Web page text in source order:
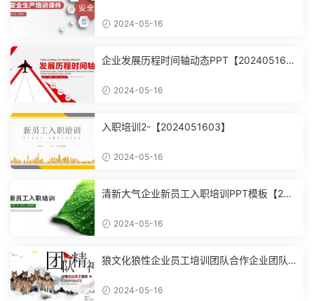
2024-05-16
企业发展历程时间轴动态PPT【202405160
2024-05-16
入职培训2-【2024051603】
2024-05-16
清新大气企业新员工入职培训PPT模板【202
2024-05-16
狼文化狼性企业员工培训团队合作企业团队
2024-05-16